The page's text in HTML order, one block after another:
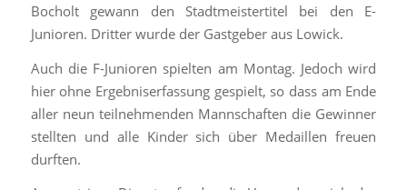
Bocholt gewann den Stadtmeistertitel bei den E-
Junioren. Dritter wurde der Gastgeber aus Lowick.
Auch die F-Junioren spielten am Montag. Jedoch wird
hier ohne Ergebniserfassung gespielt, so dass am Ende
aller neun teilnehmenden Mannschaften die Gewinner
stellten und alle Kinder sich über Medaillen freuen
durften.